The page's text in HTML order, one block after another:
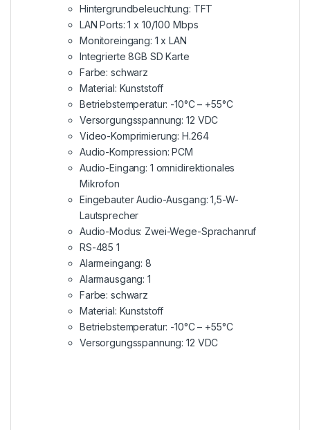
Hintergrundbeleuchtung: TFT
LAN Ports: 1 x 10/100 Mbps
Monitoreingang: 1 x LAN
Integrierte 8GB SD Karte
Farbe: schwarz
Material: Kunststoff
Betriebstemperatur: -10°C – +55°C
Versorgungsspannung: 12 VDC
Video-Komprimierung: H.264
Audio-Kompression: PCM
Audio-Eingang: 1 omnidirektionales
Mikrofon
Eingebauter Audio-Ausgang: 1,5-W-
Lautsprecher
Audio-Modus: Zwei-Wege-Sprachanruf
RS-485 1
Alarmeingang: 8
Alarmausgang: 1
Farbe: schwarz
Material: Kunststoff
Betriebstemperatur: -10°C – +55°C
Versorgungsspannung: 12 VDC